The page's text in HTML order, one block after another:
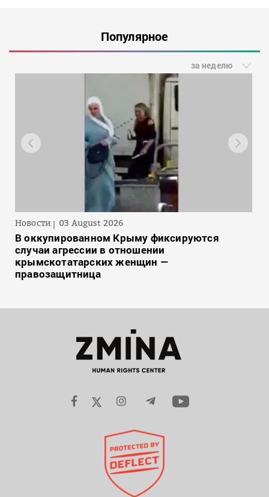
Популярное
за неделю
Новости 03 August 2026
В оккупированном Крыму фиксируются
случаи агрессии в отношении
крымскотатарских женщин —
правозащитница